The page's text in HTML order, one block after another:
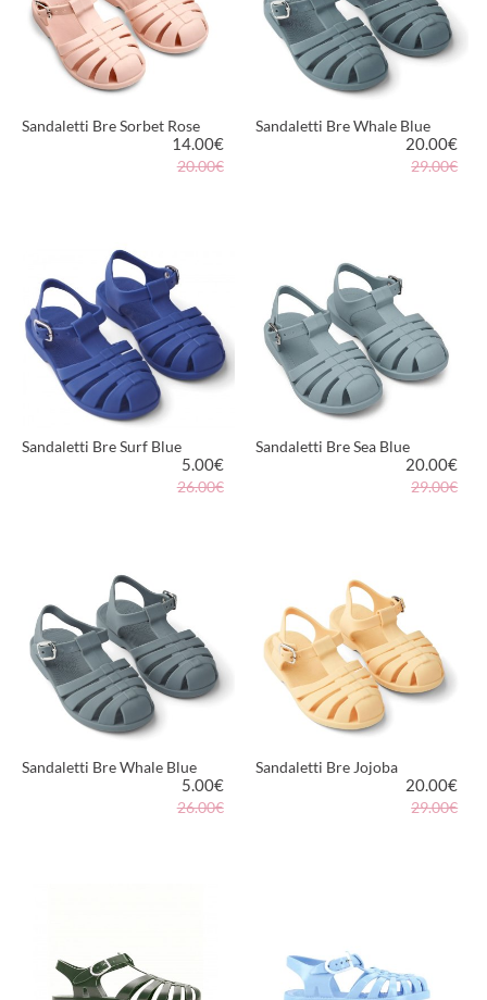
Sandaletti Bre Sorbet Rose
14.00€
20.00€
VEDI PRODOTTO
Sandaletti Bre Whale Blue
20.00€
29.00€
Sandaletti Bre Surf Blue
5.00€
26.00€
VEDI PRODOTTO
Sandaletti Bre Sea Blue
20.00€
29.00€
Sandaletti Bre Whale Blue
5.00€
26.00€
Sandaletti Bre Jojoba
20.00€
29.00€